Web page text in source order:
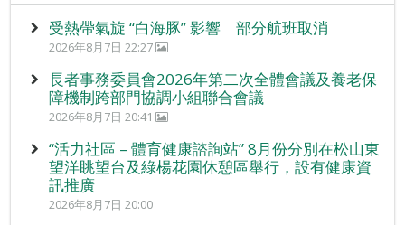
受熱帶氣旋 “白海豚” 影響 部分航班取消
2026年8月7日 22:27
長者事務委員會2026年第二次全體會議及養老保
障機制跨部門協調小組聯合會議
2026年8月7日 20:41
“活力社區 – 體育健康諮詢站” 8月份分別在松山東
望洋眺望台及綠楊花園休憩區舉行，設有健康資
訊推廣
2026年8月7日 20:00